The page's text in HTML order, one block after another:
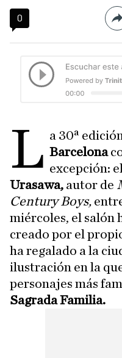
0
L a 30ª
Barcelona
excepción: el
Urasawa, autor de
Century Boys,
miércoles, el salón
creado por el
ha regalado a la
ilustración en la
personajes más
Sagrada Familia.